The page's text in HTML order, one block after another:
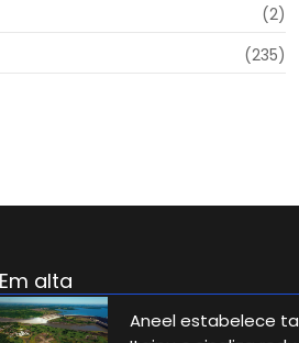
(2)
(235)
Em alta
Aneel estabelece